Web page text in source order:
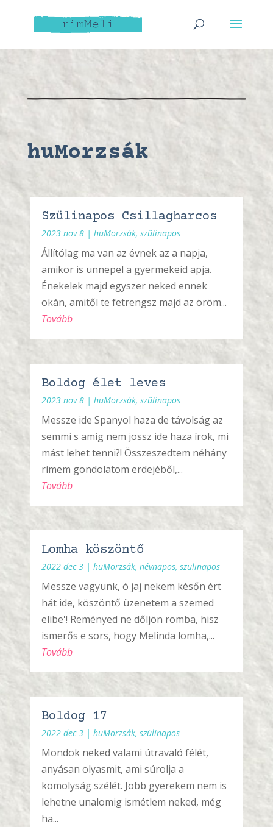
huMorzsák
Szülinapos Csillagharcos
2023 nov 8 |huMorzsák,szülinapos
Állítólag ma van az évnek az a napja,
amikor is ünnepel a gyermekeid apja.
Énekelek majd egyszer neked ennek
okán, amitől te fetrengsz majd az öröm...
Tovább
Boldog élet leves
2023 nov 8 |huMorzsák,szülinapos
Messze ide Spanyol haza de távolság az
semmi s amíg nem jössz ide haza írok, mi
mást lehet tenni?! Összeszedtem néhány
rímem gondolatom erdejéből,...
Tovább
Lomha köszöntő
2022 dec 3 |huMorzsák,névnapos,szülinapos
Messze vagyunk, ó jaj nekem későn ért
hát ide, köszöntő üzenetem a szemed
elibe'! Reményed ne dőljön romba, hisz
ismerős e sors, hogy Melinda lomha,...
Tovább
Boldog 17
2022 dec 3 |huMorzsák,szülinapos
Mondok neked valami útravaló félét,
anyásan olyasmit, ami súrolja a
komolyság szélét. Jobb gyerekem nem is
lehetne unalomig ismétlem neked, még
ha...